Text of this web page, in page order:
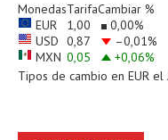
MonedasTarifaCambiar %
EUR
1,00 0,00%
USD 0,87 –0,01%
MXN 0,05 +0,06%
Tipos de cambio en EUR el